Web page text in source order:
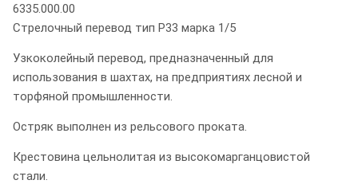
6335.000.00
Стрелочный перевод тип Р33 марка 1/5
Узкоколейный перевод, предназначенный для
использования в шахтах, на предприятиях лесной и
торфяной промышленности.
Остряк выполнен из рельсового проката.
Крестовина цельнолитая из высокомарганцовистой
стали.